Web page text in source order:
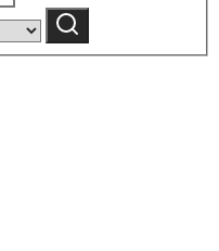
category:
Caută